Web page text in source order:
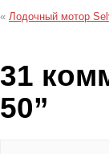
« Лодочный мотор
31
50”